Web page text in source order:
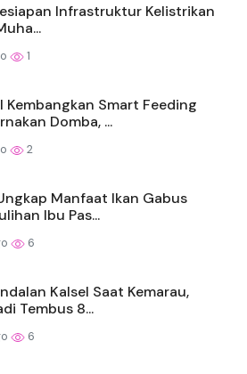
Infrastruktur Kelistrikan
1
Kembangkan Smart Feeding
Domba, ...
2
Manfaat Ikan Gabus
Ibu Pas...
6
Kalsel Saat Kemarau,
Tembus 8...
6